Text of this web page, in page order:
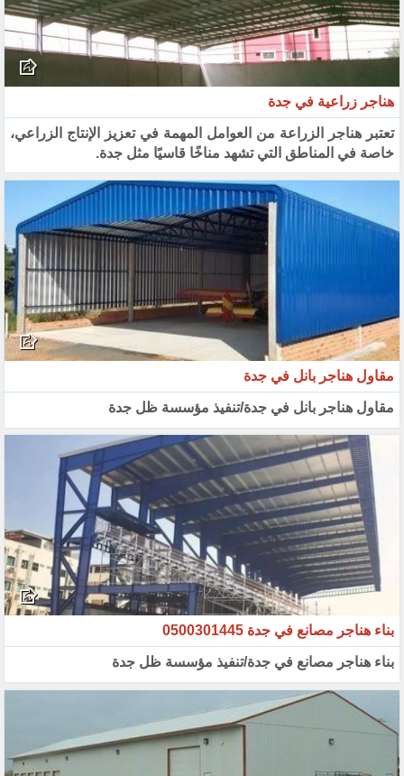
هناجر زراعية في جدة
تعتبر هناجر الزراعة من العوامل المهمة في تعزيز الإنتاج الزراعي،
خاصة في المناطق التي تشهد مناخًا قاسيًا مثل جدة.
مقاول هناجر بانل في جدة
مقاول هناجر بانل في جدة/تنفيذ مؤسسة ظل جدة
بناء هناجر مصانع في جدة 0500301445
بناء هناجر مصانع في جدة/تنفيذ مؤسسة ظل جدة